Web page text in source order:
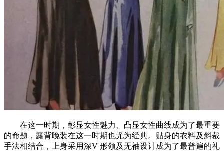
在这一时期，彰显女性魅力、凸显女性曲线成为了最重要
的命题，露背晚装在这一时期也尤为经典。贴身的衣料及斜裁
手法相结合，上身采用深V 形领及无袖设计成为了最普遍的礼